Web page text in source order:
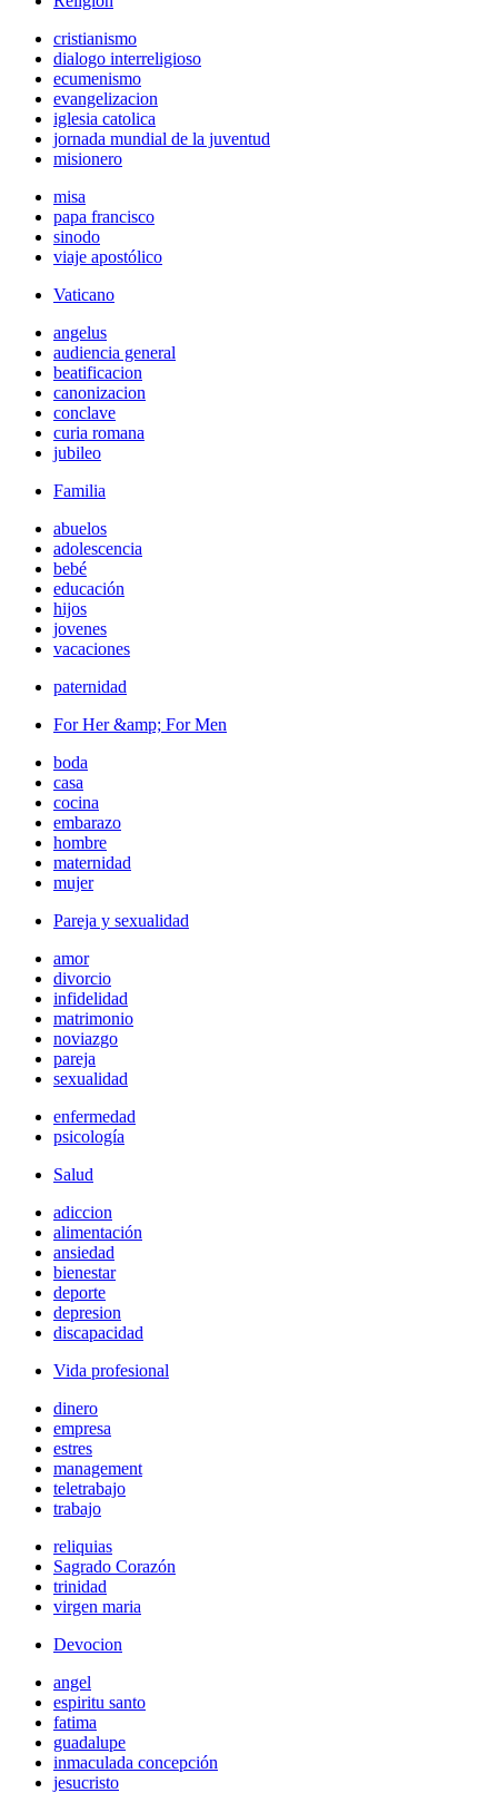
cristianismo
dialogo interreligioso
ecumenismo
evangelizacion
iglesia catolica
jornada mundial de la juventud
misionero
misa
papa francisco
sinodo
viaje apostólico
Vaticano
angelus
audiencia general
beatificacion
canonizacion
conclave
curia romana
jubileo
Familia
abuelos
adolescencia
bebé
educación
hijos
jovenes
vacaciones
paternidad
For Her &amp; For Men
boda
casa
cocina
embarazo
hombre
maternidad
mujer
Pareja y sexualidad
amor
divorcio
infidelidad
matrimonio
noviazgo
pareja
sexualidad
enfermedad
psicología
Salud
adiccion
alimentación
ansiedad
bienestar
deporte
depresion
discapacidad
Vida profesional
dinero
empresa
estres
management
teletrabajo
trabajo
reliquias
Sagrado Corazón
trinidad
virgen maria
Devocion
angel
espiritu santo
fatima
guadalupe
inmaculada concepción
jesucristo